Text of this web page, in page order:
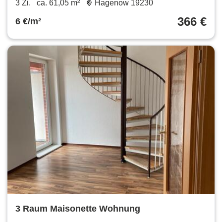
3 Zi. ca. 61,05 m² Hagenow 19230
6 €/m² 366 €
3 Raum Maisonette Wohnung